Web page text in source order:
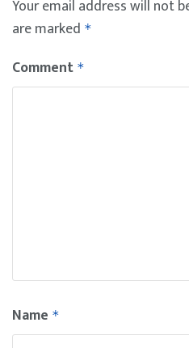
Your email address will not
are marked *
Comment *
Name *